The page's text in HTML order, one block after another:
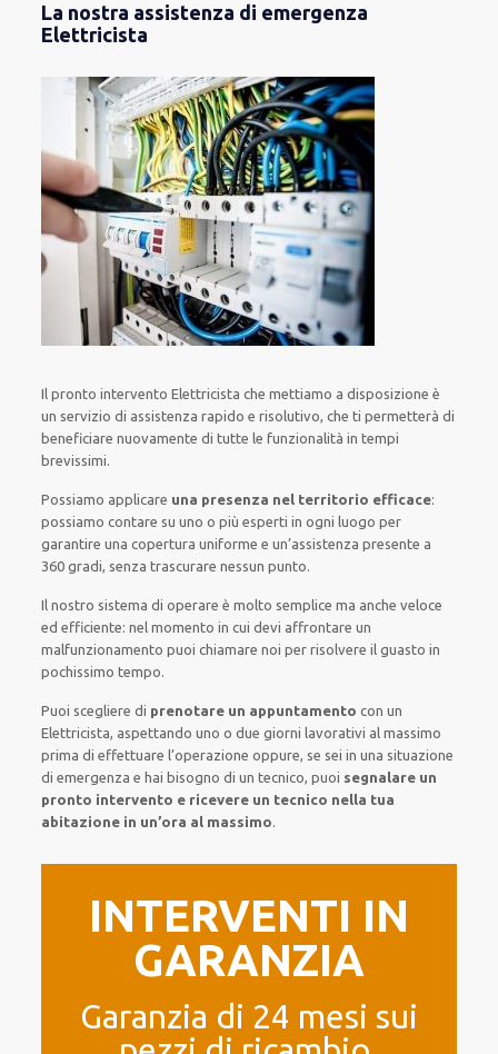
La nostra assistenza di emergenza
Elettricista
Il pronto intervento Elettricistache mettiamo a disposizione è
un servizio di assistenza rapido e risolutivo, che tipermetterà di
beneficiare nuovamente di tutte le funzionalità in tempi
brevissimi.
Possiamo applicare una presenza nel territorio efficace:
possiamo contare su uno o piùesperti in ogni luogo per
garantire una coperturauniforme e un’assistenza presente a
360 gradi, senzatrascurarenessun punto.
Il nostro sistema di operare èmolto semplice ma anche veloce
ed efficiente: nel momento in cuidevi affrontareun
malfunzionamento puoi chiamare noi perrisolvere ilguasto in
pochissimo tempo.
Puoi scegliere di prenotare un appuntamento con un
Elettricista, aspettandouno o due giorni lavorativi al massimo
prima dieffettuare l’operazione oppure, se sei in una situazione
di emergenza e hai bisogno diun tecnico, puoi segnalare un
pronto intervento e ricevere un tecnico nella tua
abitazione in un’ora al massimo.
INTERVENTI IN
GARANZIA
Garanzia di 24 mesi sui